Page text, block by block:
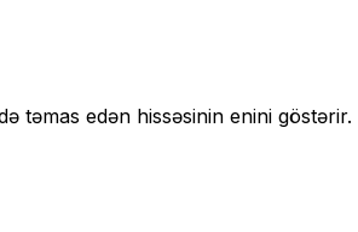
təmas edən hissəsinin enini göstərir.